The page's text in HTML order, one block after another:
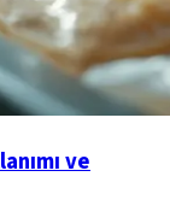
ve